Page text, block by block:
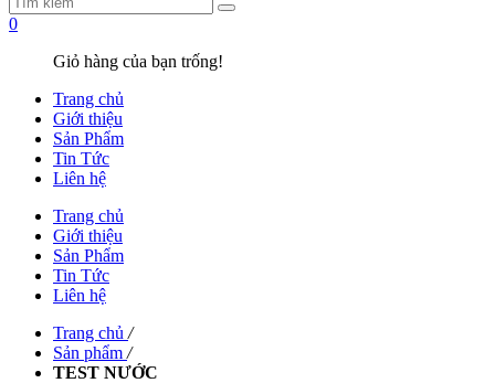
0
Giỏ hàng của bạn trống!
Trang chủ
Giới thiệu
Sản Phẩm
Tin Tức
Liên hệ
Trang chủ
Giới thiệu
Sản Phẩm
Tin Tức
Liên hệ
Trang chủ /
Sản phẩm /
TEST NƯỚC